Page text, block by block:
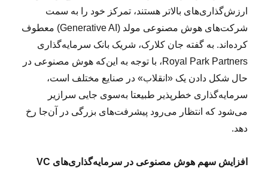
ارزش‌گذاری‌های بالاتر هستند، تمرکز خود را به سمت
شرکت‌های هوش مصنوعی مولد (Generative AI) معطوف
کرده‌اند. به گفته جان کلارک، شریک بانک سرمایه‌گذاری
Royal Park Partners، با توجه به این‌که هوش مصنوعی در
حال شکل دادن یک «انقلاب» در صنایع مختلف است،
سرمایه‌گذاری خطرپذیر طبیعتا به‌سوی جایی سرازیر
می‌شود که انتظار می‌رود پیشرفت‌های بزرگی در آن‌جا رخ
دهد.
افزایش سهم هوش مصنوعی در سرمایه‌گذاری‌های